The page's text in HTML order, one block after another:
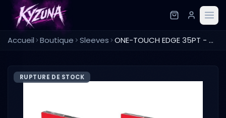
Accueil Boutique Sleeves ONE-TOUCH EDGE 35PT - Pokémon - Poké Ball - Ultra Pro
RUPTURE DE STOCK